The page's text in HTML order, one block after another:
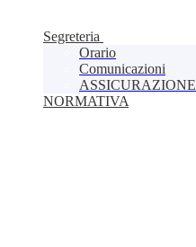
Segreteria
Orario
Comunicazioni
ASSICURAZIONE
NORMATIVA